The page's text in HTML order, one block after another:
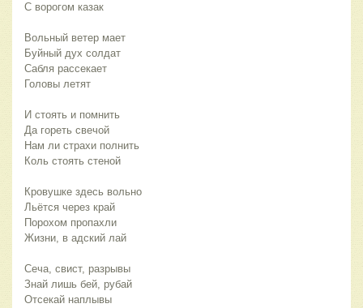
С ворогом казак
Вольный ветер мает
Буйный дух солдат
Сабля рассекает
Головы летят
И стоять и помнить
Да гореть свечой
Нам ли страхи полнить
Коль стоять стеной
Кровушке здесь вольно
Льётся через край
Порохом пропахли
Жизни, в адский лай
Сеча, свист, разрывы
Знай лишь бей, рубай
Отсекай наплывы